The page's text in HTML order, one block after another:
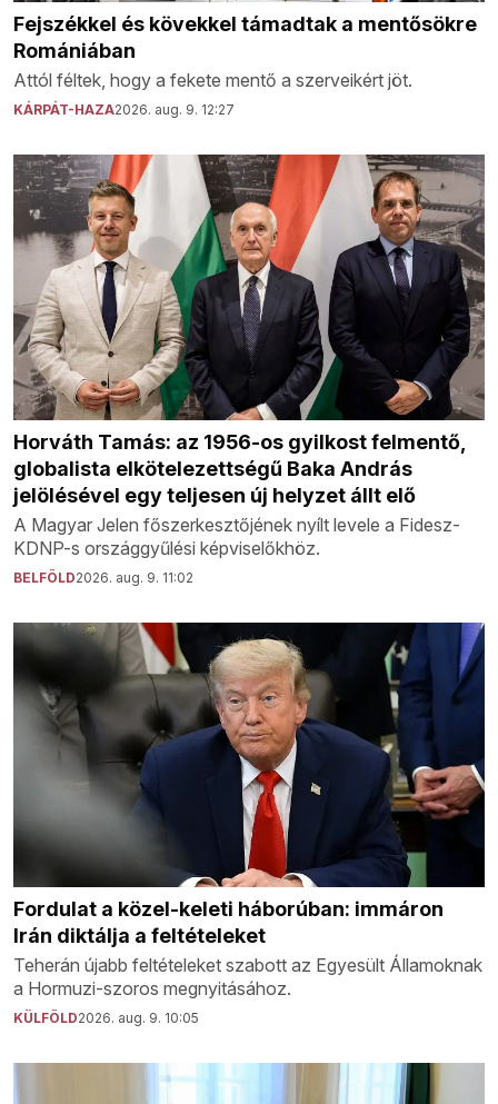
Fejszékkel és kövekkel támadtak a mentősökre
Romániában
Attól féltek, hogy a fekete mentő a szerveikért jöt.
KÁRPÁT-HAZA2026. aug. 9. 12:27
Horváth Tamás: az 1956-os gyilkost felmentő,
globalista elkötelezettségű Baka András
jelölésével egy teljesen új helyzet állt elő
A Magyar Jelen főszerkesztőjének nyílt levele a Fidesz-
KDNP-s országgyűlési képviselőkhöz.
BELFÖLD2026. aug. 9. 11:02
Fordulat a közel-keleti háborúban: immáron
Irán diktálja a feltételeket
Teherán újabb feltételeket szabott az Egyesült Államoknak
a Hormuzi-szoros megnyitásához.
KÜLFÖLD2026. aug. 9. 10:05